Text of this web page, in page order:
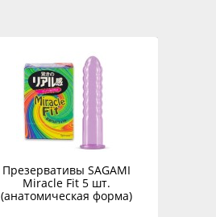
Презервативы SAGAMI
Miracle Fit 5 шт.
(анатомическая форма)